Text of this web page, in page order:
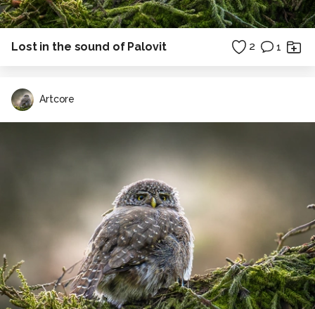
Lost in the sound of Palovit 2 1
Artcore